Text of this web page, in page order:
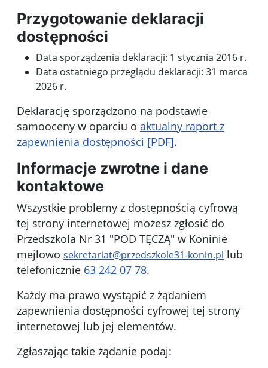
Przygotowanie deklaracji
dostępności
Data sporządzenia deklaracji: 1 stycznia 2016 r.
Data ostatniego przeglądu deklaracji: 31 marca
2026 r.
Deklarację sporządzono na podstawie
samooceny w oparciu o aktualny raport z
zapewnienia dostępności [PDF].
Informacje zwrotne i dane
kontaktowe
Wszystkie problemy z dostępnością cyfrową
tej strony internetowej możesz zgłosić do
Przedszkola Nr 31 "POD TĘCZĄ" w Koninie
mejlowo sekretariat@przedszkole31-konin.pl lub
telefonicznie 63 242 07 78.
Każdy ma prawo wystąpić z żądaniem
zapewnienia dostępności cyfrowej tej strony
internetowej lub jej elementów.
Zgłaszając takie żądanie podaj: